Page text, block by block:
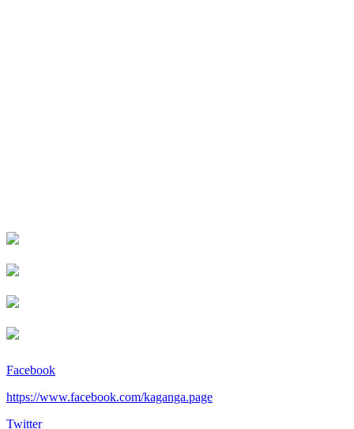
Facebook
https://www.facebook.com/kaganga.page
Twitter